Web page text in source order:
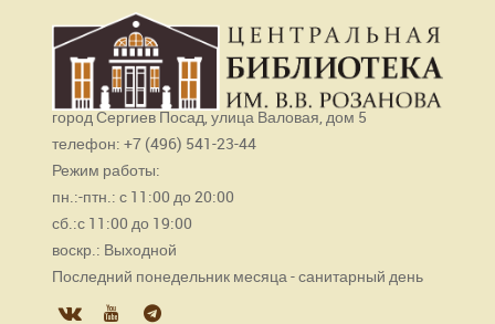
город Сергиев Посад, улица Валовая, дом 5
телефон: +7 (496) 541-23-44
Режим работы:
пн.:-птн.: с 11:00 до 20:00
сб.:с 11:00 до 19:00
воскр.: Выходной
Последний понедельник месяца - санитарный день